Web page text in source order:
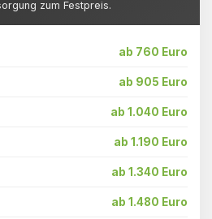
zum Festpreis.
ab 760 Euro
ab 905 Euro
ab 1.040 Euro
ab 1.190 Euro
ab 1.340 Euro
ab 1.480 Euro